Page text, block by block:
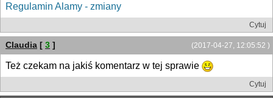
Regulamin Alamy - zmiany
Cytuj
(2017-04-27, 12:05:52 )
Claudia [ 3 ]
Też czekam na jakiś komentarz w tej sprawie
Cytuj